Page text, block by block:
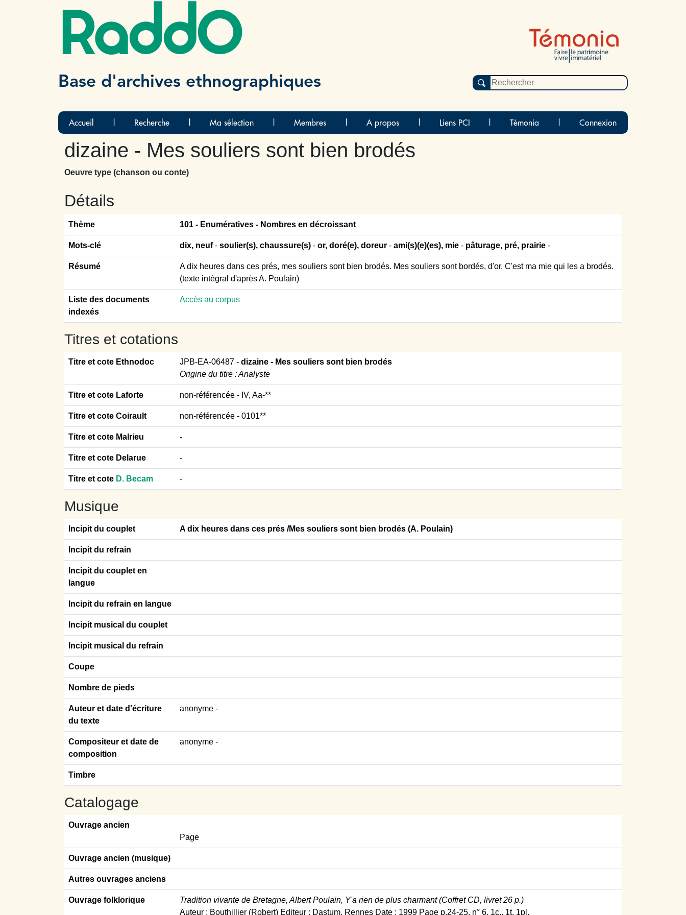
RaddO
Base d'archives ethnographiques
Accueil Recherche Ma sélection Membres A propos Liens PCI Témonia Connexion
dizaine - Mes souliers sont bien brodés
Oeuvre type (chanson ou conte)
Détails
Thème 101 - Enumératives - Nombres en décroissant
Mots-clé dix, neuf- soulier(s), chaussure(s) - or, doré(e), doreur - ami(s)(e)(es), mie - pâturage, pré, prairie -
Résumé
A dix heures dans ces prés, mes souliers sont bien brodés. Mes souliers sont bordés, d'or. C'est ma mie qui les a brodés.
(texte intégral d'après A. Poulain)
Liste des documents
indexés
Accès au corpus
Titres et cotations
Titre et cote Ethnodoc JPB-EA-06487 - dizaine - Mes souliers sont bien brodés
Origine du titre : Analyste
Titre et cote Laforte non-référencée - IV, Aa-**
Titre et cote Coirault non-référencée - 0101**
Titre et cote Malrieu -
Titre et cote Delarue -
Titre et cote D. Becam -
Musique
Incipit du couplet A dix heures dans ces prés /Mes souliers sont bien brodés (A. Poulain)
Incipit du refrain
Incipit du couplet en
langue
Incipit du refrain en langue
Incipit musical du couplet
Incipit musical du refrain
Coupe
Nombre de pieds
Auteur et date d'écriture
du texte
anonyme -
Compositeur et date de
composition
anonyme -
Timbre
Catalogage
Ouvrage ancien
Page
Ouvrage ancien (musique)
Autres ouvrages anciens
Ouvrage folklorique
Tradition vivante de Bretagne, Albert Poulain, Y'a rien de plus charmant (Coffret CD, livret 26 p.)
Auteur : Bouthillier (Robert) Editeur : Dastum, Rennes Date : 1999 Page p.24-25, n° 6, 1c., 1t, 1pl.